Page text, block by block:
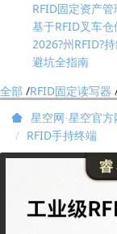
RFID固定资产
基于RFID叉车
2026?州RFID?
避坑全指南
RFID资产管理
国际RFID行业
全部 /RFID固定读写器
星空网·星空官
RFID手持终端